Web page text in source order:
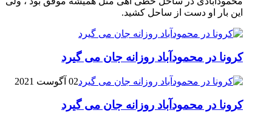
این بار او دست از ساحل کشید.
کرونا در محمودآباد روزانه جان می گیرد
02 آگوست 2021
کرونا در محمودآباد روزانه جان می گیرد